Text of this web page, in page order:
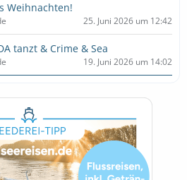
Weihnachten!
25. Juni 2026 um 12:42
tanzt & Crime & Sea
19. Juni 2026 um 14:02